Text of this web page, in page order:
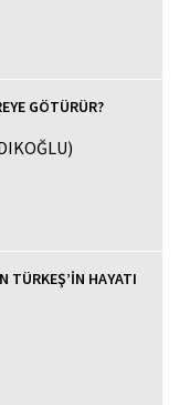
GÖTÜRÜR?
TÜRKEŞ’İN HAYATI